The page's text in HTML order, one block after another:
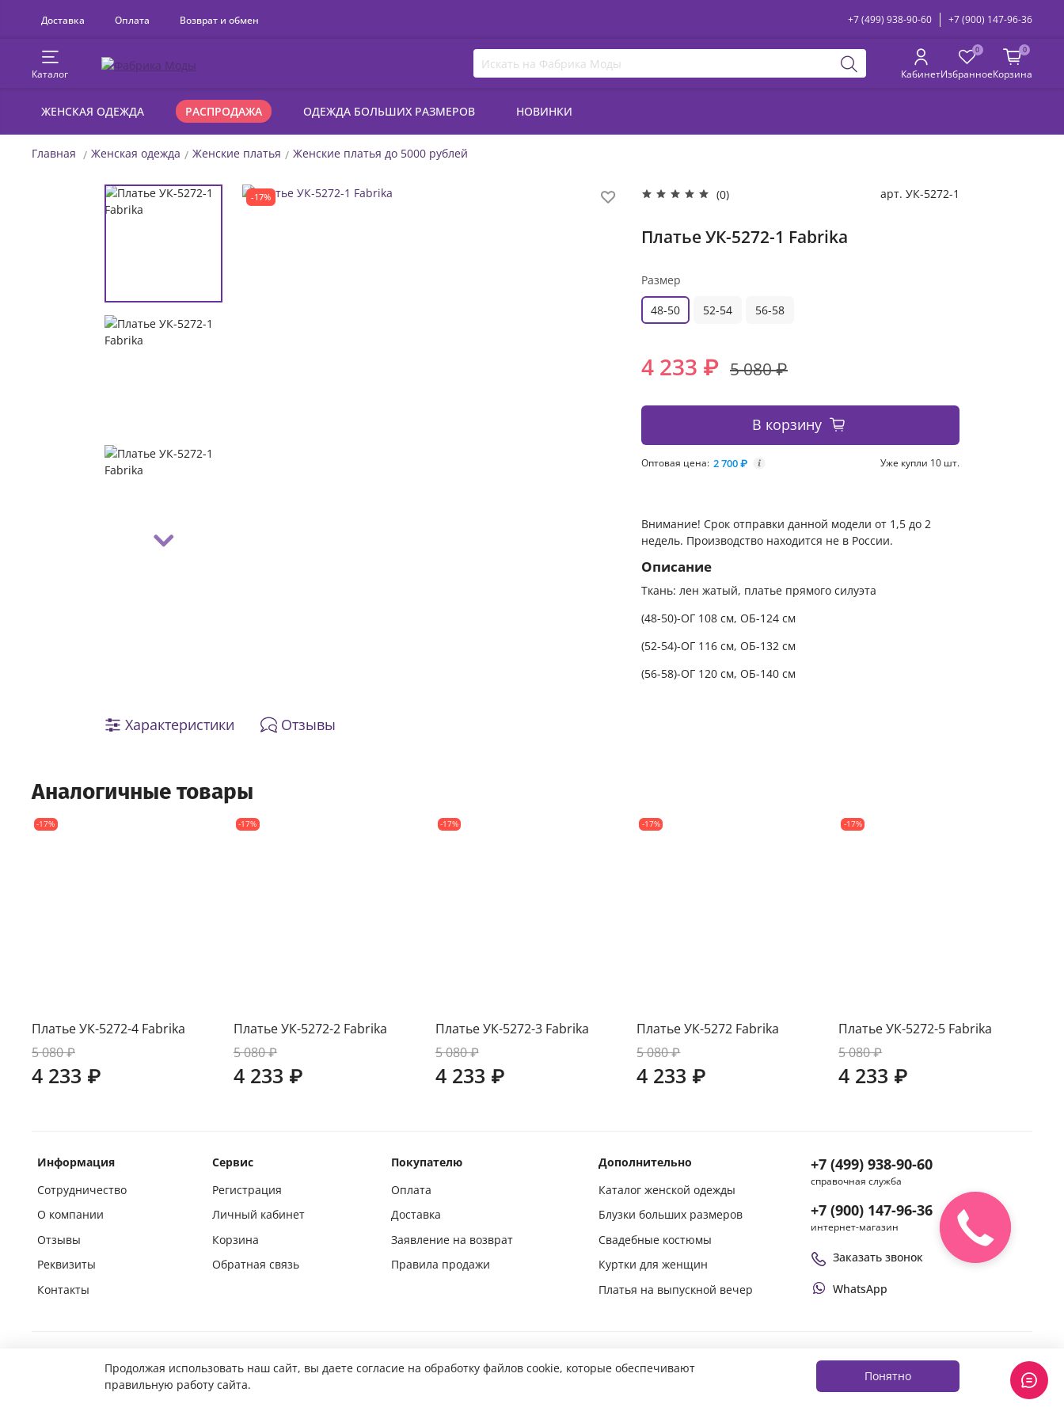
Доставка Оплата Возврат и обмен +7 (499) 938-90-60 +7 (900) 147-96-36
Каталог Кабинет
0
Избранное
0
Корзина
ЖЕНСКАЯ ОДЕЖДА РАСПРОДАЖА ОДЕЖДА БОЛЬШИХ РАЗМЕРОВ НОВИНКИ
Главная Женская одежда Женские платья Женские платья до 5000 рублей
-17% (0) арт. УК-5272-1
Платье УК-5272-1 Fabrika
Размер
48-50
52-54 56-58
4 233 ₽ 5 080 ₽
В корзину
Оптовая цена: 2 700 ₽ i Уже купли 10 шт.
Внимание! Срок отправки данной модели от 1,5 до 2
недель. Производство находится не в России.
Описание
Ткань: лен жатый, платье прямого силуэта
(48-50)-ОГ 108 см, ОБ-124 см
(52-54)-ОГ 116 см, ОБ-132 см
(56-58)-ОГ 120 см, ОБ-140 см
Характеристики Отзывы
Аналогичные товары
-17%
Платье УК-5272-4 Fabrika
5 080 ₽
4 233 ₽
-17%
Платье УК-5272-2 Fabrika
5 080 ₽
4 233 ₽
-17%
Платье УК-5272-3 Fabrika
5 080 ₽
4 233 ₽
-17%
Платье УК-5272 Fabrika
5 080 ₽
4 233 ₽
-17%
Платье УК-5272-5 Fabrika
5 080 ₽
4 233 ₽
Информация
Сотрудничество
О компании
Отзывы
Реквизиты
Контакты
Сервис
Регистрация
Личный кабинет
Корзина
Обратная связь
Покупателю
Оплата
Доставка
Заявление на возврат
Правила продажи
Дополнительно
Каталог женской одежды
Блузки больших размеров
Свадебные костюмы
Куртки для женщин
Платья на выпускной вечер
+7 (499) 938-90-60
справочная служба
+7 (900) 147-96-36
интернет-магазин
Заказать звонок
WhatsApp
Покупай на маркетплейсах вместе с нами Подпишись и следи за новинками в социальных сетях Оплачивай покупки удобным способом
Продолжая использовать наш сайт, вы даете согласие на обработку файлов cookie, которые обеспечивают
правильную работу сайта.
Понятно